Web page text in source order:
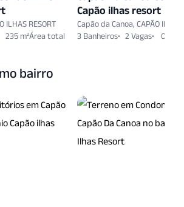
ILHAS RESORT
235 m²
Capão ilhas resort
Capão da Canoa, CAPÃO ILHAS
3 Banheiros
2 Vagas 0 m²
bairro